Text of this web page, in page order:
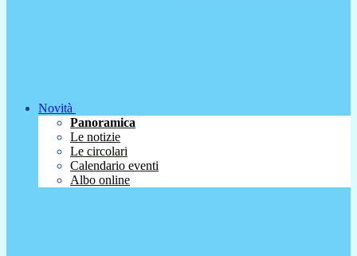
Novità
Panoramica
Le notizie
Le circolari
Calendario eventi
Albo online